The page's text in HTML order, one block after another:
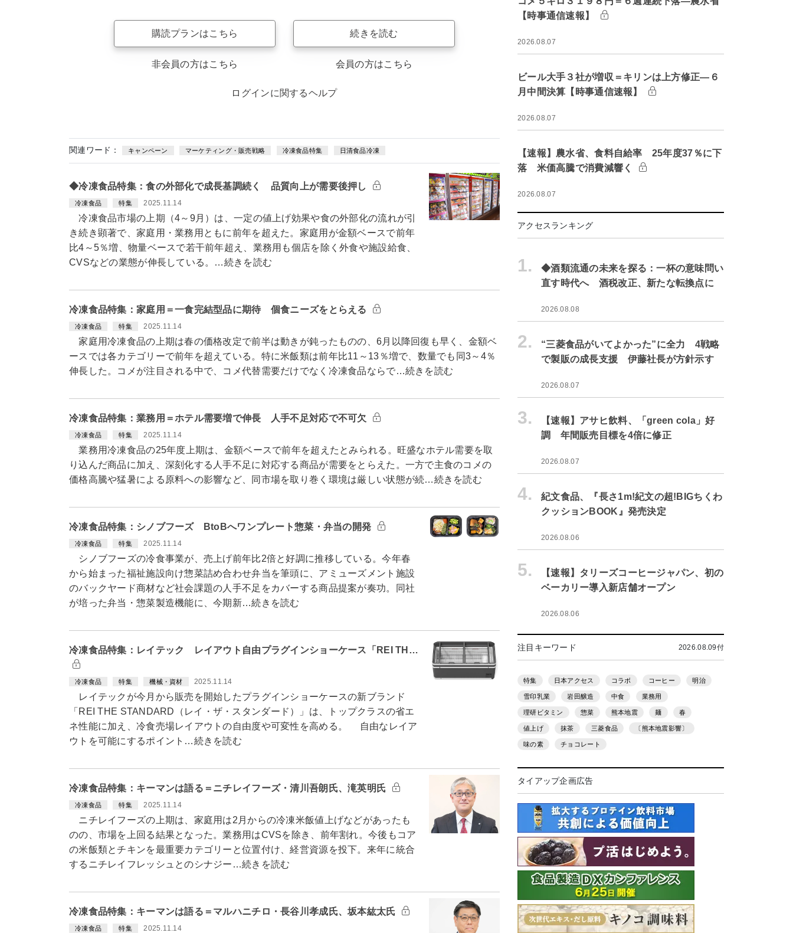
購読プランはこちら
非会員の方はこちら
続きを読む
会員の方はこちら
ログインに関するヘルプ
関連ワード： キャンペーン マーケティング・販売戦略 冷凍食品特集 日清食品冷凍
◆冷凍食品特集：食の外部化で成長基調続く 品質向上が需要後押し
冷凍食品 特集 2025.11.14
冷凍食品市場の上期（4～9月）は、一定の値上げ効果や食の外部化の流れが引
き続き顕著で、家庭用・業務用ともに前年を超えた。家庭用が金額ベースで前年
比4～5％増、物量ベースで若干前年超え、業務用も個店を除く外食や施設給食、
CVSなどの業態が伸長している。…続きを読む
冷凍食品特集：家庭用＝一食完結型品に期待 個食ニーズをとらえる
冷凍食品 特集 2025.11.14
家庭用冷凍食品の上期は春の価格改定で前半は動きが鈍ったものの、6月以降回復も早く、金額ベ
ースでは各カテゴリーで前年を超えている。特に米飯類は前年比11～13％増で、数量でも同3～4％
伸長した。コメが注目される中で、コメ代替需要だけでなく冷凍食品ならで…続きを読む
冷凍食品特集：業務用＝ホテル需要増で伸長 人手不足対応で不可欠
冷凍食品 特集 2025.11.14
業務用冷凍食品の25年度上期は、金額ベースで前年を超えたとみられる。旺盛なホテル需要を取
り込んだ商品に加え、深刻化する人手不足に対応する商品が需要をとらえた。一方で主食のコメの
価格高騰や猛暑による原料への影響など、同市場を取り巻く環境は厳しい状態が続…続きを読む
冷凍食品特集：シノブフーズ BtoBへワンプレート惣菜・弁当の開発
冷凍食品 特集 2025.11.14
シノブフーズの冷食事業が、売上げ前年比2倍と好調に推移している。今年春
から始まった福祉施設向け惣菜詰め合わせ弁当を筆頭に、アミューズメント施設
のバックヤード商材など社会課題の人手不足をカバーする商品提案が奏功。同社
が培った弁当・惣菜製造機能に、今期新…続きを読む
冷凍食品特集：レイテック レイアウト自由プラグインショーケース「REI TH…
冷凍食品 特集 機械・資材 2025.11.14
レイテックが今月から販売を開始したプラグインショーケースの新ブランド
「REI THE STANDARD（レイ・ザ・スタンダード）」は、トップクラスの省エ
ネ性能に加え、冷食売場レイアウトの自由度や可変性を高める。 自由なレイア
ウトを可能にするポイント…続きを読む
冷凍食品特集：キーマンは語る＝ニチレイフーズ・清川吾朗氏、滝英明氏
冷凍食品 特集 2025.11.14
ニチレイフーズの上期は、家庭用は2月からの冷凍米飯値上げなどがあったも
のの、市場を上回る結果となった。業務用はCVSを除き、前年割れ。今後もコア
の米飯類とチキンを最重要カテゴリーと位置付け、経営資源を投下。来年に統合
するニチレイフレッシュとのシナジー…続きを読む
冷凍食品特集：キーマンは語る＝マルハニチロ・長谷川孝成氏、坂本紘太氏
冷凍食品 特集 2025.11.14
【時事通信速報】
2026.08.07
ビール大手３社が増収＝キリンは上方修正―６
月中間決算【時事通信速報】
2026.08.07
【速報】農水省、食料自給率 25年度37％に下
落 米価高騰で消費減響く
2026.08.07
アクセスランキング
1.
◆酒類流通の未来を探る：一杯の意味問い
直す時代へ 酒税改正、新たな転換点に
2026.08.08
2.
“三菱食品がいてよかった”に全力 4戦略
で製販の成長支援 伊藤社長が方針示す
2026.08.07
3.
【速報】アサヒ飲料、「green cola」好
調 年間販売目標を4倍に修正
2026.08.07
4.
紀文食品、『長さ1m!紀文の超!BIGちくわ
クッションBOOK』発売決定
2026.08.06
5.
【速報】タリーズコーヒージャパン、初の
ベーカリー導入新店舗オープン
2026.08.06
注目キーワード 2026.08.09付
特集 日本アクセス コラボ コーヒー 明治
雪印乳業 岩田醸造 中食 業務用
理研ビタミン 惣菜 熊本地震 麺 春
値上げ 抹茶 三菱食品 〔熊本地震影響〕
味の素 チョコレート
タイアップ企画広告